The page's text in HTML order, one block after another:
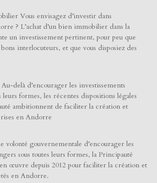
Vous envisagez d’investir dans
? L’achat d’un bien immobilier dans la
un investissement pertinent, pour peu que
interlocuteurs, et que vous disposiez des
Au-delà d’encourager les investissements
leurs formes, les récentes dispositions légales
ambitionnent de faciliter la création et
en Andorre
volonté gouvernementale d’encourager les
sous toutes leurs formes, la Principauté
œuvre depuis 2012 pour faciliter la création et
en Andorre.